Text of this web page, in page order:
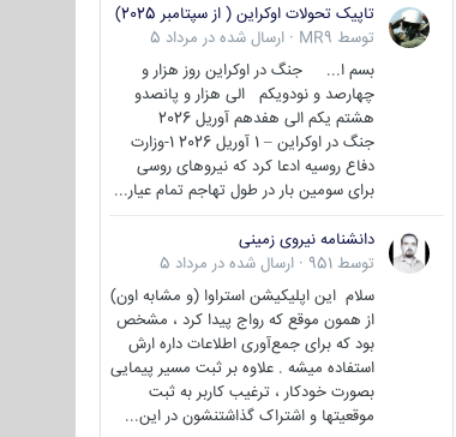
تاپیک تحولات اوکراین ( از سپتامبر 2025)
توسط MR9
· ارسال شده در مرداد 5
بسم ا... جنگ در اوکراین روز هزار و
چهارصد و نودویکم الی هزار و پانصدو
هشتم یکم الی هفدهم آوریل 2026
جنگ در اوکراین – 1 آوریل 2026 1-وزارت
دفاع روسیه ادعا کرد که نیروهای روسی
برای سومین بار در طول تهاجم تمام عیار...
دانشنامه نیروی زمینی
توسط 951
· ارسال شده در مرداد 5
سلام این اپلیکیشن استراوا (و مشابه اون)
از همون موقع که رواج پیدا کرد ، مشخص
بود که برای جمع‌آوری اطلاعات داره ارش
استفاده میشه . علاوه بر ثبت مسیر پیمایی
بصورت خودکار ، ترغیب کاربر به ثبت
موقعیتها و اشتراک‌ گذاشتنشون در این...